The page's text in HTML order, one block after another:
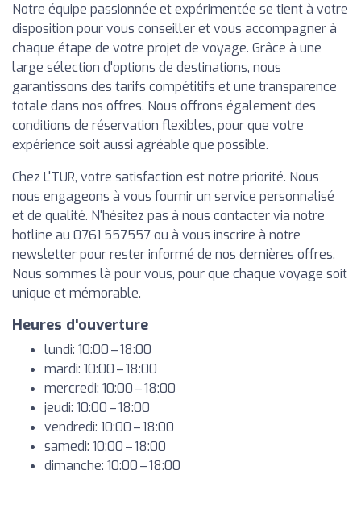
Notre équipe passionnée et expérimentée se tient à votre
disposition pour vous conseiller et vous accompagner à
chaque étape de votre projet de voyage. Grâce à une
large sélection d'options de destinations, nous
garantissons des tarifs compétitifs et une transparence
totale dans nos offres. Nous offrons également des
conditions de réservation flexibles, pour que votre
expérience soit aussi agréable que possible.
Chez L'TUR, votre satisfaction est notre priorité. Nous
nous engageons à vous fournir un service personnalisé
et de qualité. N'hésitez pas à nous contacter via notre
hotline au 0761 557557 ou à vous inscrire à notre
newsletter pour rester informé de nos dernières offres.
Nous sommes là pour vous, pour que chaque voyage soit
unique et mémorable.
Heures d'ouverture
lundi: 10:00 – 18:00
mardi: 10:00 – 18:00
mercredi: 10:00 – 18:00
jeudi: 10:00 – 18:00
vendredi: 10:00 – 18:00
samedi: 10:00 – 18:00
dimanche: 10:00 – 18:00